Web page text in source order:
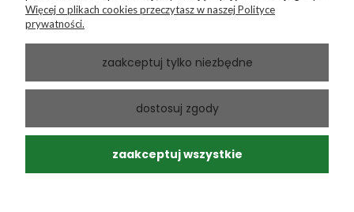
Dystrybutor wyrobów przeciwżylakowych i
przeciwzakrzepowych
ul. Chorzowska 3, lok. 4,26-603Radom
E-mail:kontakt@relaxsansklep.pl
Dostawy
Więcej o plikach cookies przeczytasz w naszej Polityce
prywatności.
zaakceptuj tylko niezbędne
dostosuj zgody
zaakceptuj wszystkie